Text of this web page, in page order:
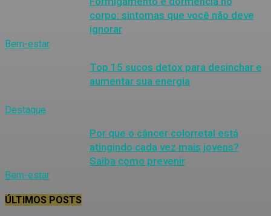
Bem-estar
corpo: sintomas que você não deve
ignorar
Destaque
Top 15 sucos detox para desinchar e
aumentar sua energia
Bem-estar
Por que o câncer colorretal está
atingindo cada vez mais jovens?
Saiba como prevenir
ÚLTIMOS POSTS